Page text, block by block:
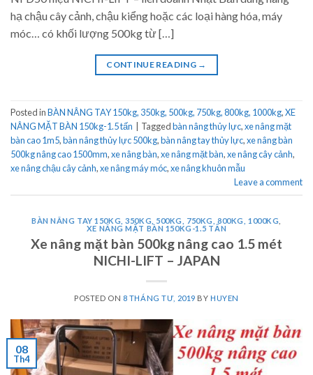
hạ chậu cây cảnh, chậu kiểng hoặc các loại hàng hóa, máy
móc… có khối lượng 500kg từ […]
CONTINUE READING →
Posted inBÀN NÂNG TAY 150kg, 350kg, 500kg, 750kg, 800kg, 1000kg,XE
NÂNG MẶT BÀN 150kg-1.5 tấn
Taggedbàn nâng thủy lực,xe nâng mặt
bàn cao 1m5,bàn nâng thủy lực 500kg,bàn nâng tay thủy lực,xe nâng bàn
500kg nâng cao 1500mm,xe nâng bàn,xe nâng mặt bàn,xe nâng cây cảnh,
xe nâng chậu cây cảnh,xe nâng máy móc,xe nâng khuôn mẫu
Leave a comment
BÀN NÂNG TAY 150KG, 350KG, 500KG, 750KG, 800KG, 1000KG
XE NÂNG MẶT BÀN 150KG-1.5 TẤN
Xe nâng mặt bàn 500kg nâng cao 1.5 mét
NICHI-LIFT – JAPAN
POSTED ON 8 THÁNG TƯ, 2019 BY HUYEN
08
Th4